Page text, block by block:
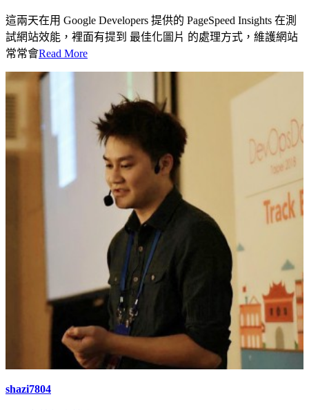
這兩天在用 Google Developers 提供的 PageSpeed Insights 在測
試網站效能，裡面有提到 最佳化圖片 的處理方式，維護網站
常常會Read More
shazi7804